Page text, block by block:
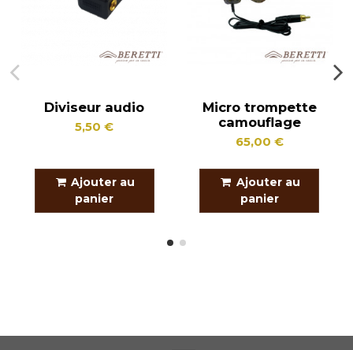
Diviseur audio
5,50 €
Ajouter au
panier
Micro trompette
camouflage
65,00 €
Ajouter au
panier